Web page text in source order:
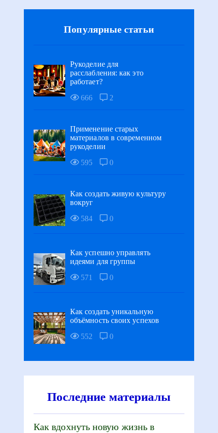
Популярные статьи
Рукоделие для
расслабления: как это
работает?
666
2
Применение старых
материалов в современном
рукоделии
595
0
Как создать живую культуру
вокруг
584
0
Как успешно управлять
идеями для группы
571
0
Как создать уникальную
объёмность своих успехов
552
0
Последние материалы
Как вдохнуть новую жизнь в